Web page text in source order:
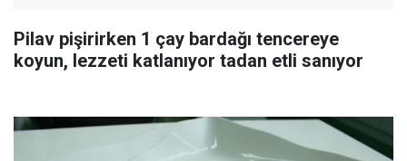
Pilav pişirirken 1 çay bardağı tencereye
koyun, lezzeti katlanıyor tadan etli sanıyor